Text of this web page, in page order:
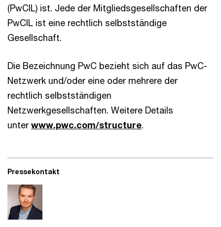
(PwCIL) ist. Jede der Mitgliedsgesellschaften der
PwCIL ist eine rechtlich selbstständige
Gesellschaft.
Die Bezeichnung PwC bezieht sich auf das PwC-
Netzwerk und/oder eine oder mehrere der
rechtlich selbstständigen
Netzwerkgesellschaften. Weitere Details
unter www.pwc.com/structure.
Pressekontakt